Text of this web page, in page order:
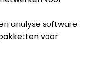
analyse software
voor